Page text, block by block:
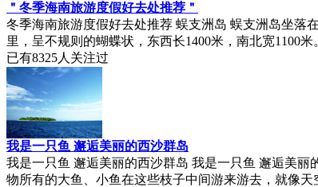
＂冬季海南旅游度假好去处推荐＂
冬季海南旅游度假好去处推荐 蜈支洲岛 蜈支洲岛坐落
里，呈不规则的蝴蝶状，东西长1400米，南北宽1100
已有8325人关注过
我是一只鱼 邂逅美丽的西沙群岛
我是一只鱼 邂逅美丽的西沙群岛 我是一只鱼 邂逅美
物所有的大鱼、小鱼在这些枝子中间游来游去，就像